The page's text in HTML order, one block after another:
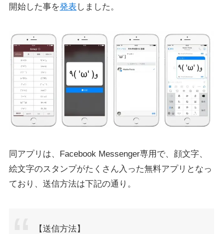
開始した事を発表 しました。
同アプリは、Facebook Messenger専用で、顔文字、
絵文字のスタンプがたくさん入った無料アプリとなっ
ており、送信方法は下記の通り。
【送信方法】